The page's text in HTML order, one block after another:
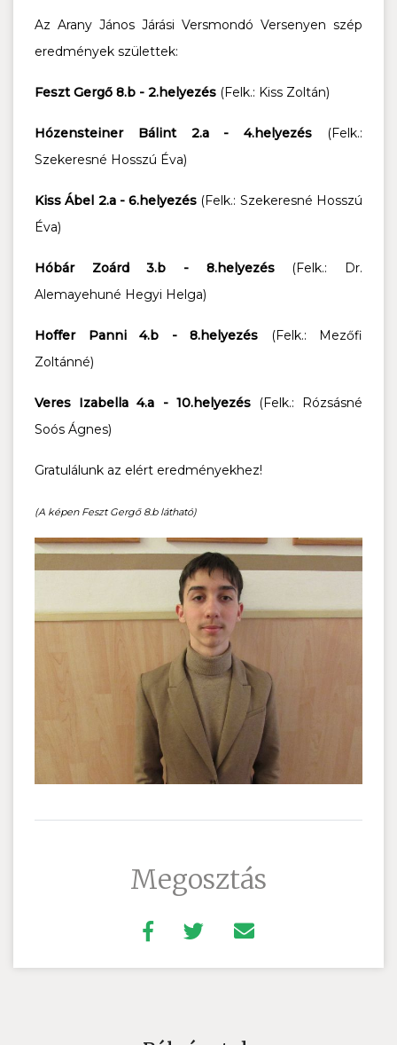
Az Arany János Járási Versmondó Versenyen szép
eredmények születtek:
Feszt Gergő 8.b - 2.helyezés (Felk.: Kiss Zoltán)
Hózensteiner Bálint 2.a - 4.helyezés (Felk.:
Szekeresné Hosszú Éva)
Kiss Ábel 2.a - 6.helyezés (Felk.: Szekeresné Hosszú
Éva)
Hóbár Zoárd 3.b - 8.helyezés(Felk.: Dr.
Alemayehuné Hegyi Helga)
Hoffer Panni 4.b - 8.helyezés (Felk.: Mezőfi
Zoltánné)
Veres Izabella 4.a - 10.helyezés(Felk.: Rózsásné
Soós Ágnes)
Gratulálunk az elért eredményekhez!
(A képen Feszt Gergő 8.b látható)
Megosztás